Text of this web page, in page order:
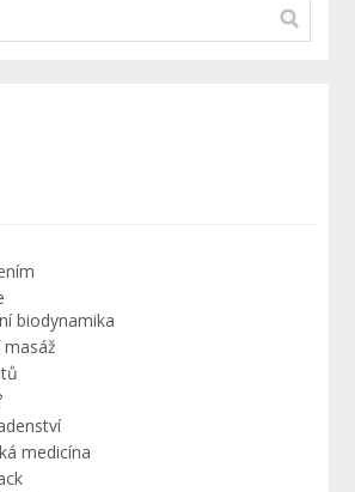
biodynamika
medicína